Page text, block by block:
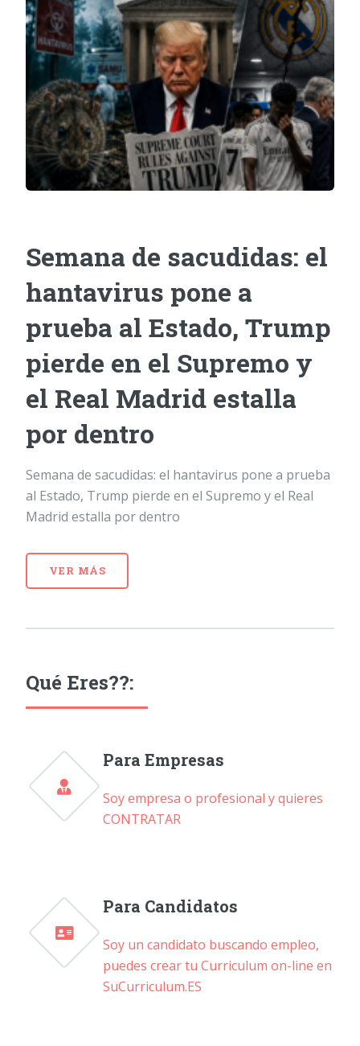
Semana de sacudidas: el
hantavirus pone a
prueba al Estado, Trump
pierde en el Supremo y
el Real Madrid estalla
por dentro
Semana de sacudidas: el hantavirus pone a prueba
al Estado, Trump pierde en el Supremo y el Real
Madrid estalla por dentro
VER MÁS
Qué Eres??:
Para Empresas
Soy empresa o profesional y quieres
CONTRATAR
Para Candidatos
Soy un candidato buscando empleo,
puedes crear tu Curriculum on-line en
SuCurriculum.ES